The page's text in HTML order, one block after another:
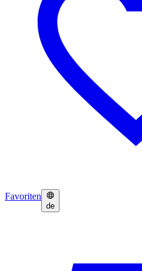
Favoriten
de